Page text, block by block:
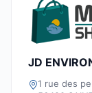
JD
1 rue des